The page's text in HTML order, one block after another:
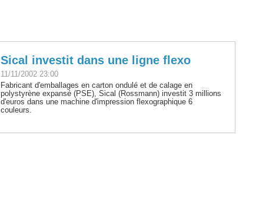
Sical investit dans une ligne flexo
11/11/2002 23:00
Fabricant d'emballages en carton ondulé et de calage en
polystyrène expansé (PSE), Sical (Rossmann) investit 3 millions
d'euros dans une machine d'impression flexographique 6
couleurs.